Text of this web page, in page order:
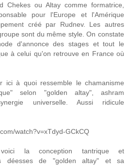
Chekes ou Altay comme formatrice,
pour l'Europe et l'Amérique
créé par Rudnev. Les autres
sont du même style. On constate
d'annonce des stages et tout le
à celui qu'on retrouve en France où
ici à quoi ressemble le chamanisme
selon "golden altay", ashram
universelle. Aussi ridicule
watch?v=xTdyd-GCkCQ
la conception tantrique et
déesses de "golden altay" et sa